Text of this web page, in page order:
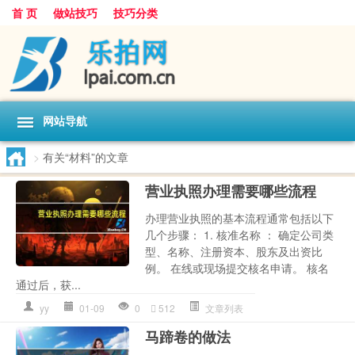
首 页 做站技巧 技巧分类
网站导航
> 有关“材料”的文章
营业执照办理需要哪些流程
办理营业执照的基本流程通常包括以下
几个步骤： 1. 核准名称 ： 确定公司类
型、名称、注册资本、股东及出资比
例。 在线或现场提交核名申请。 核名
通过后，获...
yy 01-09 0 512 文章列表
马蹄卷的做法